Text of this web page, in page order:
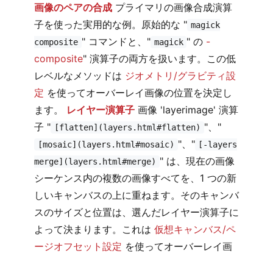
画像のペアの合成 プライマリの画像合成演算
子を使った実用的な例。原始的な " magick
composite " コマンドと、" magick " の -
composite" 演算子の両方を扱います。この低
レベルなメソッドは ジオメトリ/グラビティ設
定 を使ってオーバーレイ画像の位置を決定し
ます。 レイヤー演算子 画像 'layerimage' 演算
子 "
[flatten](layers.html#flatten) "、"
[mosaic](layers.html#mosaic) "、" [-layers
merge](layers.html#merge) " は、現在の画像
シーケンス内の複数の画像すべてを、1 つの新
しいキャンバスの上に重ねます。そのキャンバ
スのサイズと位置は、選んだレイヤー演算子に
よって決まります。これは 仮想キャンバス/ペ
ージオフセット設定 を使ってオーバーレイ画